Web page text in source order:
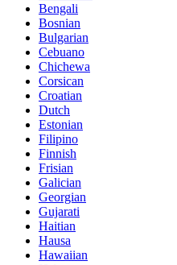
Bengali
Bosnian
Bulgarian
Cebuano
Chichewa
Corsican
Croatian
Dutch
Estonian
Filipino
Finnish
Frisian
Galician
Georgian
Gujarati
Haitian
Hausa
Hawaiian